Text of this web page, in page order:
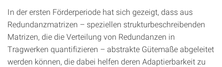
In der ersten Förderperiode hat sich gezeigt, dass aus
Redundanzmatrizen – speziellen strukturbeschreibenden
Matrizen, die die Verteilung von Redundanzen in
Tragwerken quantifizieren – abstrakte Gütemaße abgeleitet
werden können, die dabei helfen deren Adaptierbarkeit zu